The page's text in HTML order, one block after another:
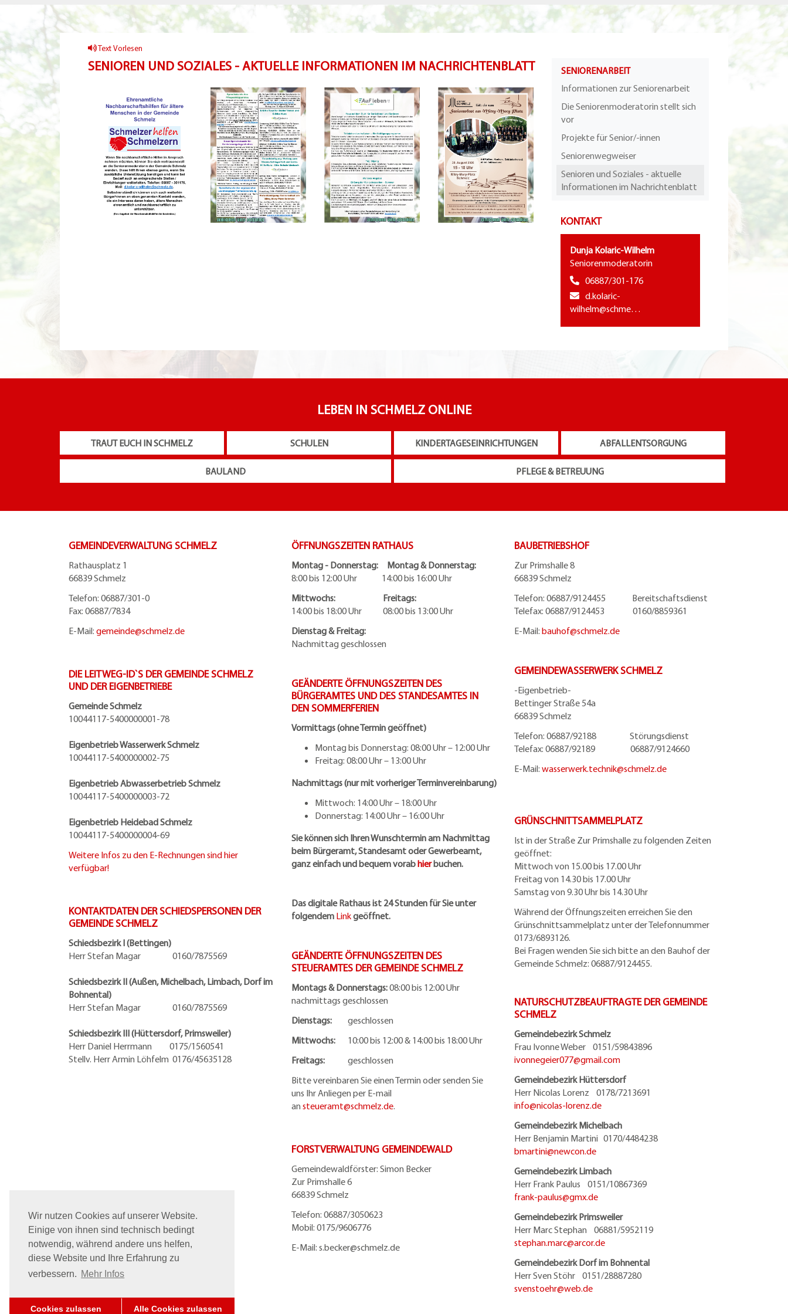
Wir nutzen Cookies auf unserer Website.
Einige von ihnen sind technisch bedingt
notwendig, während andere uns helfen,
diese Website und Ihre Erfahrung zu
verbessern. Mehr Infos
Cookies zulassen Alle Cookies zulassen
Text Vorlesen
SENIOREN UND SOZIALES - AKTUELLE INFORMATIONEN IM NACHRICHTENBLATT
SENIORENARBEIT
Informationen zur Seniorenarbeit
Die Seniorenmoderatorin stellt sich
vor
Projekte für Senior/-innen
Seniorenwegweiser
Senioren und Soziales - aktuelle
Informationen im Nachrichtenblatt
KONTAKT
Dunja Kolaric-Wilhelm
Seniorenmoderatorin
06887/301-176
d.kolaric-
wilhelm@schme…
LEBEN IN SCHMELZ ONLINE
TRAUT EUCH IN SCHMELZ SCHULEN KINDERTAGESEINRICHTUNGEN ABFALLENTSORGUNG
BAULAND PFLEGE & BETREUUNG
GEMEINDEVERWALTUNG SCHMELZ
Rathausplatz 1
66839 Schmelz
Telefon: 06887/301-0
Fax: 06887/7834
E-Mail: gemeinde@schmelz.de
DIE LEITWEG-ID`S DER GEMEINDE SCHMELZ
UND DER EIGENBETRIEBE
Gemeinde Schmelz
10044117-5400000001-78
Eigenbetrieb Wasserwerk Schmelz
10044117-5400000002-75
Eigenbetrieb Abwasserbetrieb Schmelz
10044117-5400000003-72
Eigenbetrieb Heidebad Schmelz
10044117-5400000004-69
Weitere Infos zu den E-Rechnungen sind hier
verfügbar!
KONTAKTDATEN DER SCHIEDSPERSONEN DER
GEMEINDE SCHMELZ
Schiedsbezirk I (Bettingen)
Herr Stefan Magar 0160/7875569
Schiedsbezirk II (Außen, Michelbach, Limbach, Dorf im
Bohnental)
Herr Stefan Magar 0160/7875569
Schiedsbezirk III (Hüttersdorf, Primsweiler)
Herr Daniel Herrmann 0175/1560541
Stellv. Herr Armin Löhfelm 0176/45635128
ÖFFNUNGSZEITEN RATHAUS
Montag - Donnerstag: Montag & Donnerstag:
8:00 bis 12:00 Uhr 14:00 bis 16:00 Uhr
Mittwochs: Freitags:
14:00 bis 18:00 Uhr 08:00 bis 13:00 Uhr
Dienstag & Freitag:
Nachmittag geschlossen
GEÄNDERTE ÖFFNUNGSZEITEN DES
BÜRGERAMTES UND DES STANDESAMTES IN
DEN SOMMERFERIEN
Vormittags (ohne Termin geöffnet)
Montag bis Donnerstag: 08:00 Uhr – 12:00 Uhr
Freitag: 08:00 Uhr – 13:00 Uhr
Nachmittags (nur mit vorheriger Terminvereinbarung)
Mittwoch: 14:00 Uhr – 18:00 Uhr
Donnerstag: 14:00 Uhr – 16:00 Uhr
Sie können sich Ihren Wunschtermin am Nachmittag
beim Bürgeramt, Standesamt oder Gewerbeamt,
ganz einfach und bequem vorabhierbuchen.
Das digitale Rathaus ist 24 Stunden für Sie unter
folgendem Linkgeöffnet.
GEÄNDERTE ÖFFNUNGSZEITEN DES
STEUERAMTES DER GEMEINDE SCHMELZ
Montags & Donnerstags:08:00 bis 12:00 Uhr
nachmittags geschlossen
Dienstags:
geschlossen
Mittwochs:
10:00 bis 12:00 & 14:00 bis 18:00 Uhr
Freitags:
geschlossen
Bitte vereinbaren Sie einen Termin oder senden Sie
uns Ihr Anliegen per E-mail
an steueramt@schmelz.de.
FORSTVERWALTUNG GEMEINDEWALD
Gemeindewaldförster: Simon Becker
Zur Primshalle 6
66839 Schmelz
Telefon: 06887/3050623
Mobil: 0175/9606776
E-Mail: s.becker@schmelz.de
BAUBETRIEBSHOF
Zur Primshalle 8
66839 Schmelz
Telefon: 06887/9124455 Bereitschaftsdienst
Telefax: 06887/9124453 0160/8859361
E-Mail: bauhof@schmelz.de
GEMEINDEWASSERWERK SCHMELZ
-Eigenbetrieb-
Bettinger Straße 54a
66839 Schmelz
Telefon: 06887/92188 Störungsdienst
Telefax: 06887/92189 06887/9124660
E-Mail: wasserwerk.technik@schmelz.de
GRÜNSCHNITTSAMMELPLATZ
Ist in der Straße Zur Primshalle zu folgenden Zeiten
geöffnet:
Mittwoch von 15.00 bis 17.00 Uhr
Freitag von 14.30 bis 17.00 Uhr
Samstag von 9.30 Uhr bis 14.30 Uhr
Während der Öffnungszeiten erreichen Sie den
Grünschnittsammelplatz unter der Telefonnummer
0173/6893126.
Bei Fragen wenden Sie sich bitte an den Bauhof der
Gemeinde Schmelz: 06887/9124455.
NATURSCHUTZBEAUFTRAGTE DER GEMEINDE
SCHMELZ
Gemeindebezirk Schmelz
Frau Ivonne Weber 0151/59843896
ivonnegeier077@gmail.com
Gemeindebezirk Hüttersdorf
Herr Nicolas Lorenz 0178/7213691
info@nicolas-lorenz.de
Gemeindebezirk Michelbach
Herr Benjamin Martini 0170/4484238
bmartini@newcon.de
Gemeindebezirk Limbach
Herr Frank Paulus 0151/10867369
frank-paulus@gmx.de
Gemeindebezirk Primsweiler
Herr Marc Stephan 06881/5952119
stephan.marc@arcor.de
Gemeindebezirk Dorf im Bohnental
Herr Sven Stöhr 0151/28887280
svenstoehr@web.de